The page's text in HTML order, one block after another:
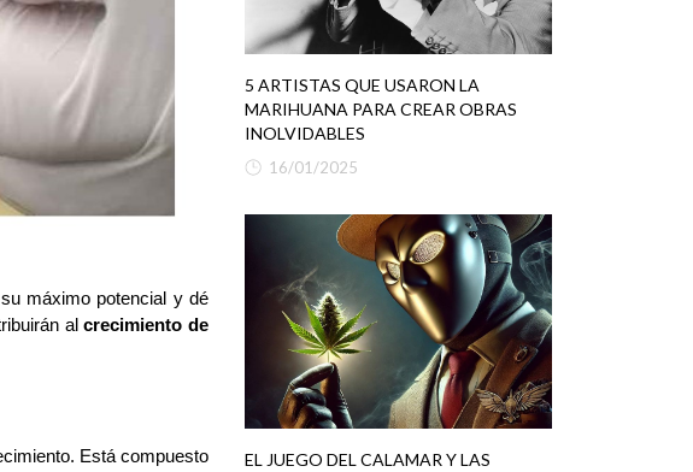
máximo potencial y dé
al crecimiento de
Está compuesto
5 ARTISTAS QUE USARON LA
MARIHUANA PARA CREAR OBRAS
INOLVIDABLES
16/01/2025
EL JUEGO DEL CALAMAR Y LAS